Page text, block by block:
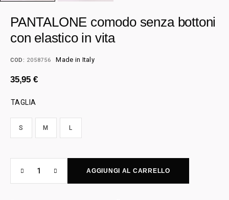
PANTALONE comodo senza bottoni
con elastico in vita
COD: 2058756 Made in Italy
35,95 €
TAGLIA
S M L
AGGIUNGI AL CARRELLO